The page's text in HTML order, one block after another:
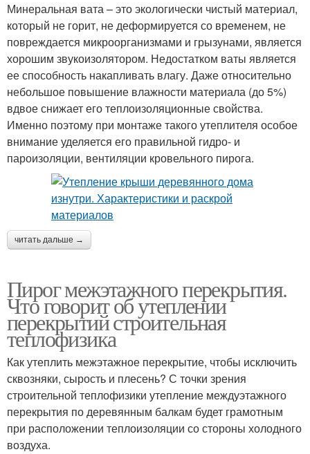
Минеральная вата – это экологически чистый материал,
который не горит, не деформируется со временем, не
повреждается микроорганизмами и грызунами, является
хорошим звукоизолятором. Недостатком ваты является
ее способность накапливать влагу. Даже относительно
небольшое повышение влажности материала (до 5%)
вдвое снижает его теплоизоляционные свойства.
Именно поэтому при монтаже такого утеплителя особое
внимание уделяется его правильной гидро- и
пароизоляции, вентиляции кровельного пирога.
читать дальше →
Пирог межэтажного перекрытия.
Что говорит об утеплении
перекрытий строительная
теплофизика
Как утеплить межэтажное перекрытие, чтобы исключить
сквозняки, сырость и плесень? С точки зрения
строительной теплофизики утепление междуэтажного
перекрытия по деревянным балкам будет грамотным
при расположении теплоизоляции со стороны холодного
воздуха.